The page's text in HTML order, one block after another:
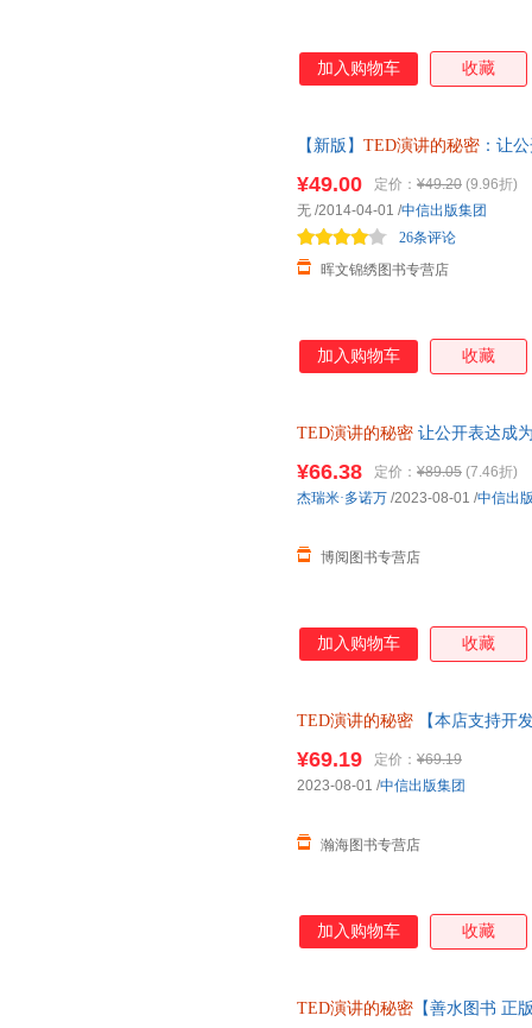
加入购物车 收藏
【新版】 TED演讲的秘密 ：让
¥49.00 定价： ¥49.20 (9.96折)
晖文锦绣图书专营店
26条评论
无 /2014-04-01 /中信出版集团
加入购物车 收藏
TED演讲的秘密 让公开表达成
¥66.38 定价： ¥89.05 (7.46折)
博阅图书专营店
杰瑞米·多诺万 /2023-08-01 /中信出
加入购物车 收藏
TED演讲的秘密 【本店支持开
¥69.19 定价： ¥69.19
瀚海图书专营店
2023-08-01 /中信出版集团
加入购物车 收藏
TED演讲的秘密 【善水图书 正